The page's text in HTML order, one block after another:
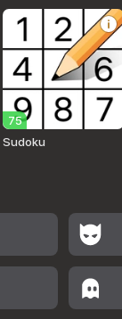
75
Sudoku